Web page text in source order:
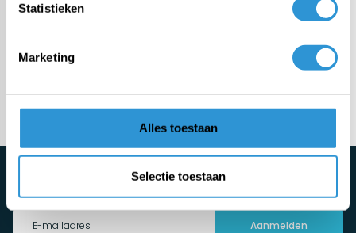
Statistieken
Marketing
Alles toestaan
Selectie toestaan
Meer categorieën
Schrijf je direct in voor de nieuwsbrief
Maak automatisch kans en blijf op de hoogte van de nieuwste
tuininspiratie, onderhoudsadvies en acties!
Aanmelden